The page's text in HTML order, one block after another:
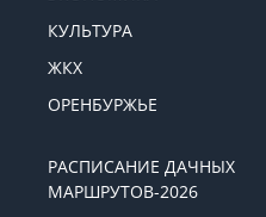
КУЛЬТУРА
ЖКХ
ОРЕНБУРЖЬЕ
РАСПИСАНИЕ ДАЧНЫХ
МАРШРУТОВ-2026